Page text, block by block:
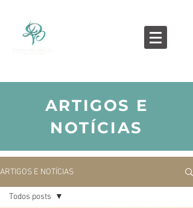
ARTIGOS E
NOTÍCIAS
ARTIGOS E NOTÍCIAS
Todos posts